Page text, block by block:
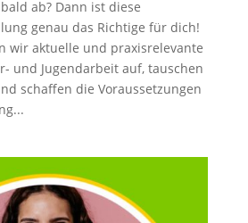
ab? Dann ist diese
genau das Richtige für dich!
wir aktuelle und praxisrelevante
und Jugendarbeit auf, tauschen
schaffen die Voraussetzungen